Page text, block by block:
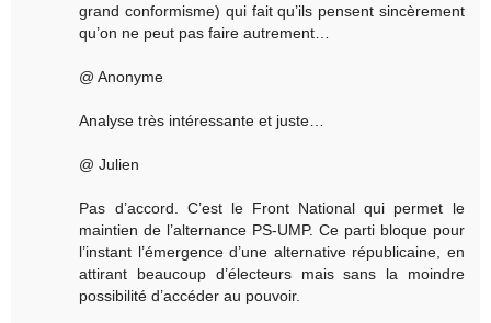
grand conformisme) qui fait qu’ils pensent sincèrement
qu’on ne peut pas faire autrement…
@ Anonyme
Analyse très intéressante et juste…
@ Julien
Pas d’accord. C’est le Front National qui permet le
maintien de l’alternance PS-UMP. Ce parti bloque pour
l’instant l’émergence d’une alternative républicaine, en
attirant beaucoup d’électeurs mais sans la moindre
possibilité d’accéder au pouvoir.